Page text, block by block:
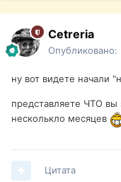
Cetreria
Опубликовано:
ну вот видете начали
представляете ЧТО вы
несколькло месяцев
Цитата